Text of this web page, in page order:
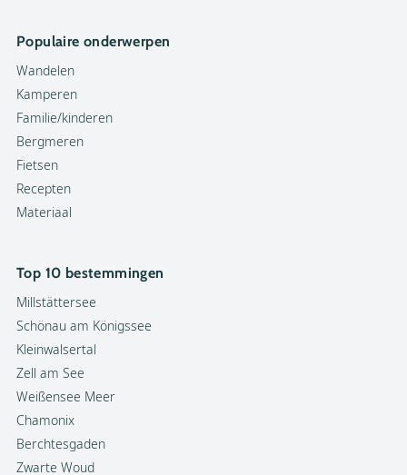
Populaire onderwerpen
Wandelen
Kamperen
Familie/kinderen
Bergmeren
Fietsen
Recepten
Materiaal
Top 10 bestemmingen
Millstättersee
Schönau am Königssee
Kleinwalsertal
Zell am See
Weißensee Meer
Chamonix
Berchtesgaden
Zwarte Woud